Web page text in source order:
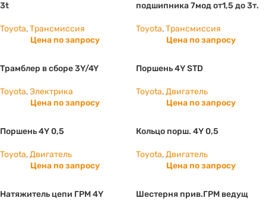
3t
Toyota,Трансмиссия
Цена по запросу
подшипника 7мод от1,5 до 3т.
Toyota,Трансмиссия
Цена по запросу
Трамблер в сборе 3Y/4Y
Toyota,Электрика
Цена по запросу
Поршень 4Y STD
Toyota,Двигатель
Цена по запросу
Поршень 4Y 0,5
Toyota,Двигатель
Цена по запросу
Кольцо порш. 4Y 0,5
Toyota,Двигатель
Цена по запросу
Натяжитель цепи ГРМ 4Y Шестерня прив.ГРМ ведущ